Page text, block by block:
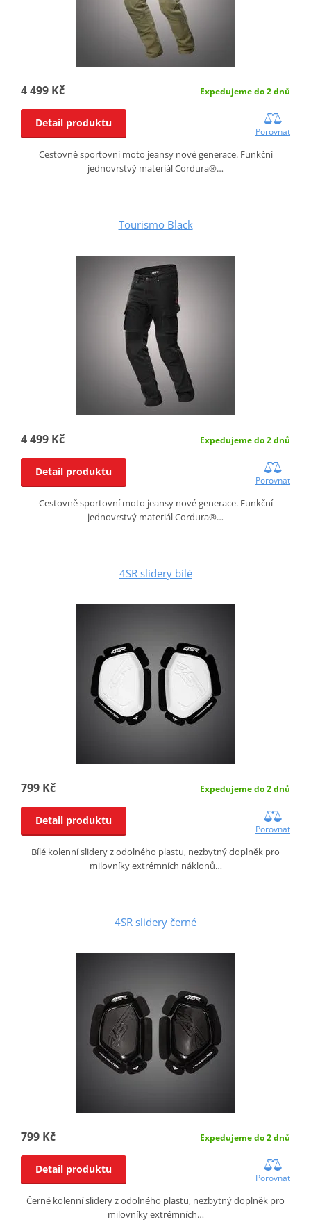
4 499 Kč Expedujeme do 2 dnů
Detail produktu
Porovnat
Cestovně sportovní moto jeansy nové generace. Funkční
jednovrstvý materiál Cordura®…
Tourismo Black
4 499 Kč Expedujeme do 2 dnů
Detail produktu
Porovnat
Cestovně sportovní moto jeansy nové generace. Funkční
jednovrstvý materiál Cordura®…
4SR slidery bílé
799 Kč Expedujeme do 2 dnů
Detail produktu
Porovnat
Bílé kolenní slidery z odolného plastu, nezbytný doplněk pro
milovníky extrémních náklonů…
4SR slidery černé
799 Kč Expedujeme do 2 dnů
Detail produktu
Porovnat
Černé kolenní slidery z odolného plastu, nezbytný doplněk pro
milovníky extrémních…